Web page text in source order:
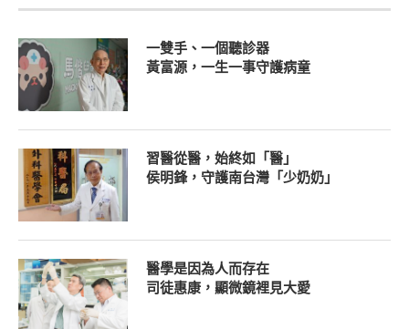
一雙手、一個聽診器
黃富源，一生一事守護病童
習醫從醫，始終如「醫」
侯明鋒，守護南台灣「少奶奶」
醫學是因為人而存在
司徒惠康，顯微鏡裡見大愛